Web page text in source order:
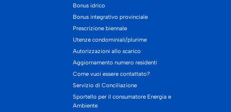
Bonus idrico
Bonus integrativo provinciale
Prescrizione biennale
Utenze condominiali/plurime
Autorizzazioni allo scarico
Aggiornamento numero residenti
Come vuoi essere contattato?
Servizio di Conciliazione
Sportello per il consumatore Energia e
Ambiente